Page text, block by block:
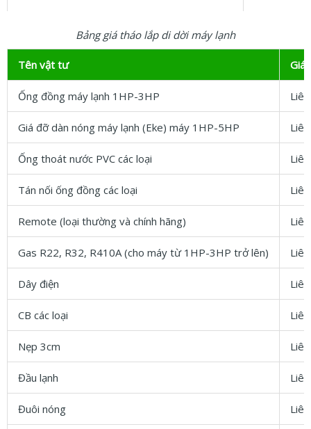
Bảng giá tháo lắp di dời máy lạnh
Tên vật tư Giá
Ống đồng máy lạnh 1HP-3HP
Giá đỡ dàn nóng máy lạnh (Eke) máy 1HP-5HP
Ống thoát nước PVC các loại
Tán nối ống đồng các loại
Remote (loại thường và chính hãng)
Gas R22, R32, R410A (cho máy từ 1HP-3HP trở lên)
Dây điện
CB các loại
Nẹp 3cm
Đầu lạnh
Đuôi nóng